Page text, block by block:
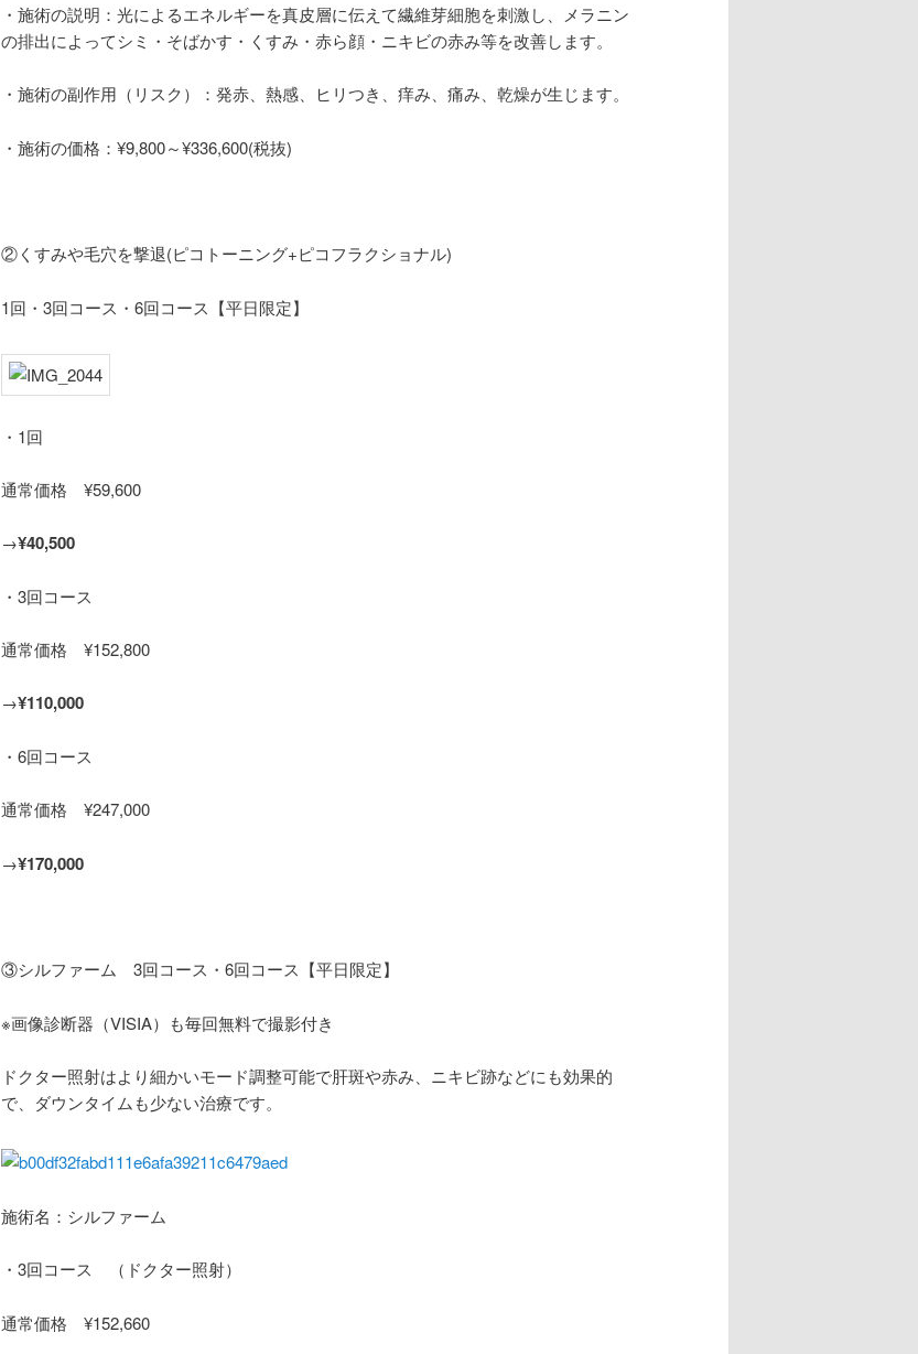
・施術の説明：光によるエネルギーを真皮層に伝えて繊維芽細胞を刺激し、メラニン
の排出によってシミ・そばかす・くすみ・赤ら顔・ニキビの赤み等を改善します。
・施術の副作用（リスク）：発赤、熱感、ヒリつき、痒み、痛み、乾燥が生じます。
・施術の価格：¥9,800～¥336,600(税抜)
②くすみや毛穴を撃退(ピコトーニング+ピコフラクショナル)
1回・3回コース・6回コース【平日限定】
・1回
通常価格 ¥59,600
→¥40,500
・3回コース
通常価格 ¥152,800
→¥110,000
・6回コース
通常価格 ¥247,000
→¥170,000
③シルファーム 3回コース・6回コース【平日限定】
※画像診断器（VISIA）も毎回無料で撮影付き
ドクター照射はより細かいモード調整可能で肝斑や赤み、ニキビ跡などにも効果的
で、ダウンタイムも少ない治療です。
施術名：シルファーム
・3回コース （ドクター照射）
通常価格 ¥152,660